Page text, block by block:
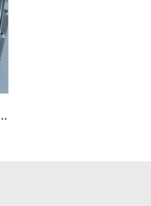
이 캐스팅 OEM 품질 대형 공급업체 조달에 적합